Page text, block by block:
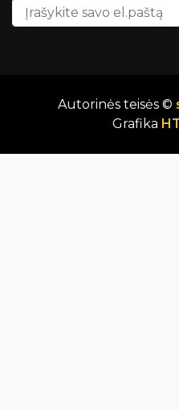
Autorinės teisės ©
Grafika